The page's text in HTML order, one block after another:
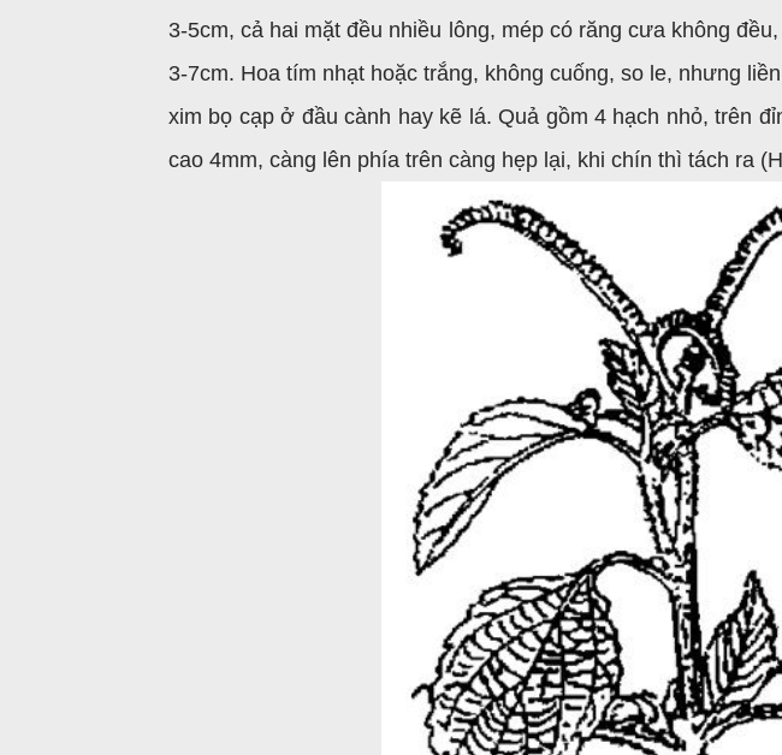
3-5cm, cả hai mặt đều nhiều lông, mép có răng cưa không
3-7cm. Hoa tím nhạt hoặc trắng, không cuống, so le, nhưng
xim bọ cạp ở đầu cành hay kẽ lá. Quả gồm 4 hạch nhỏ, trên
cao 4mm, càng lên phía trên càng hẹp lại, khi chín thì tách ra